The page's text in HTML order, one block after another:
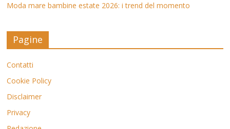
Moda mare bambine estate 2026: i trend del momento
Pagine
Contatti
Cookie Policy
Disclaimer
Privacy